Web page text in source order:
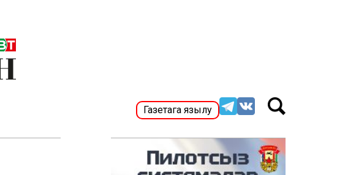
Газетага язылу